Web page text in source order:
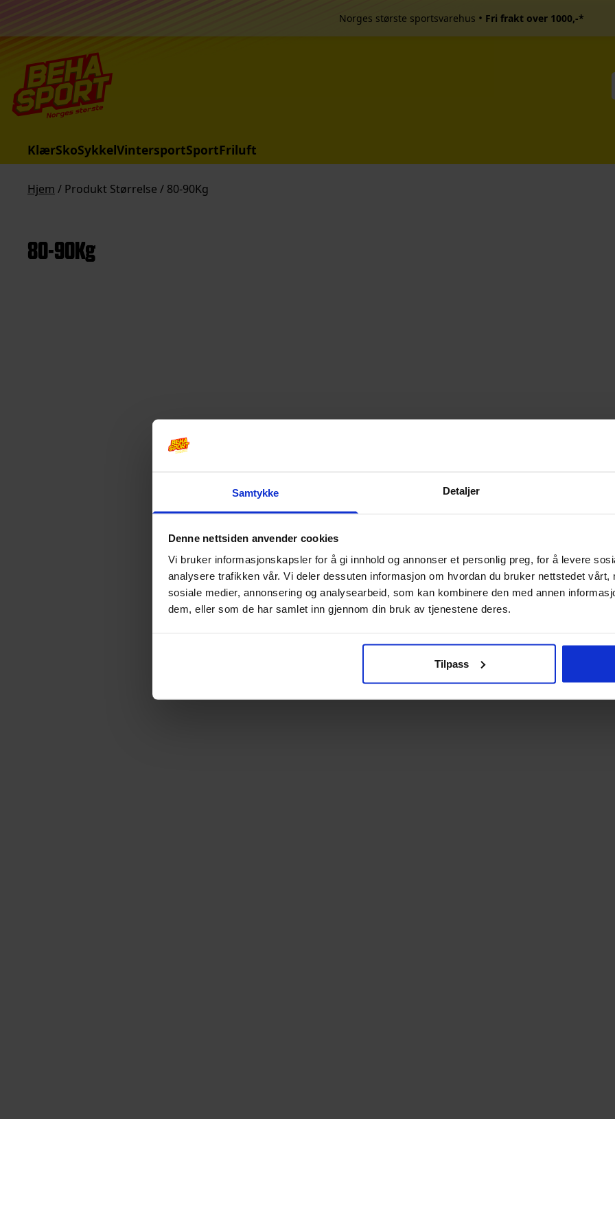
Samtykke Detaljer
Denne nettsiden anvender cookies
Vi bruker informasjonskapsler for å gi innhold og annonser et personlig preg, for å levere
analysere trafikken vår. Vi deler dessuten informasjon om hvordan du bruker nettstedet vårt,
sosiale medier, annonsering og analysearbeid, som kan kombinere den med annen
dem, eller som de har samlet inn gjennom din bruk av tjenestene deres.
Tilpass
Norges største sportsvarehus • Fri frakt over 1000,-*
KlærSkoSykkelVintersportSportFriluft
Hjem / Produkt Størrelse / 80-90Kg
80-90Kg